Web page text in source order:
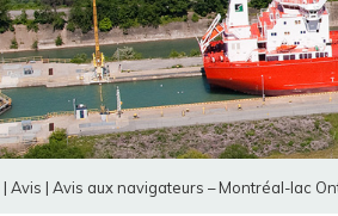
| Avis | Avis aux navigateurs – Montréal-lac